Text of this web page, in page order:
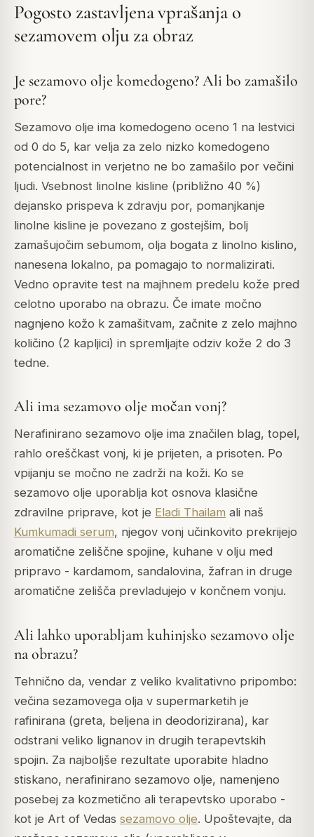
Pogosto zastavljena vprašanja o
sezamovem olju za obraz
Je sezamovo olje komedogeno? Ali bo zamašilo
pore?
Sezamovo olje ima komedogeno oceno 1 na lestvici
od 0 do 5, kar velja za zelo nizko komedogeno
potencialnost in verjetno ne bo zamašilo por večini
ljudi. Vsebnost linolne kisline (približno 40 %)
dejansko prispeva k zdravju por, pomanjkanje
linolne kisline je povezano z gostejšim, bolj
zamašujočim sebumom, olja bogata z linolno kislino,
nanesena lokalno, pa pomagajo to normalizirati.
Vedno opravite test na majhnem predelu kože pred
celotno uporabo na obrazu. Če imate močno
nagnjeno kožo k zamašitvam, začnite z zelo majhno
količino (2 kapljici) in spremljajte odziv kože 2 do 3
tedne.
Ali ima sezamovo olje močan vonj?
Nerafinirano sezamovo olje ima značilen blag, topel,
rahlo oreščkast vonj, ki je prijeten, a prisoten. Po
vpijanju se močno ne zadrži na koži. Ko se
sezamovo olje uporablja kot osnova klasične
zdravilne priprave, kot je Eladi Thailam ali naš
Kumkumadi serum, njegov vonj učinkovito prekrijejo
aromatične zeliščne spojine, kuhane v olju med
pripravo - kardamom, sandalovina, žafran in druge
aromatične zelišča prevladujejo v končnem vonju.
Ali lahko uporabljam kuhinjsko sezamovo olje
na obrazu?
Tehnično da, vendar z veliko kvalitativno pripombo:
večina sezamovega olja v supermarketih je
rafinirana (greta, beljena in deodorizirana), kar
odstrani veliko lignanov in drugih terapevtskih
spojin. Za najboljše rezultate uporabite hladno
stiskano, nerafinirano sezamovo olje, namenjeno
posebej za kozmetično ali terapevtsko uporabo -
kot je Art of Vedas sezamovo olje. Upoštevajte, da